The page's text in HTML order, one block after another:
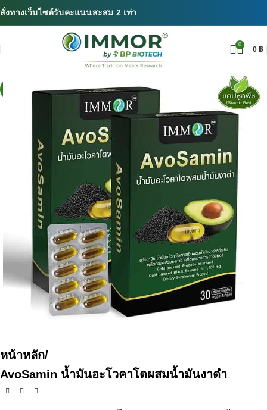
สั่งทางเว็บไซต์รับคะแนนสะสม 2 เท่า
0
0 ฿
หน้าหลัก
AvoSamin น้ำมันอะโวคาโดผสมน้ำมันงาดำ